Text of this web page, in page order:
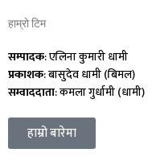
हाम्रो टिम
सम्पादक: एलिना कुमारी धामी
प्रकाशक: बासुदेव धामी (बिमल)
सम्वाददाता: कमला गुर्धामी (धामी)
हाम्रो बारेमा